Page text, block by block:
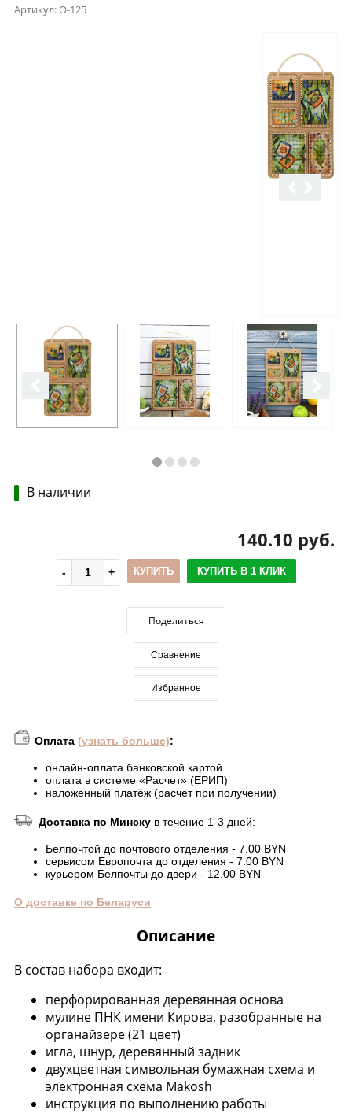
Артикул:О-125
В наличии
140.10 руб.
КУПИТЬ КУПИТЬ В 1 КЛИК
Поделиться
Сравнение
Избранное
Оплата (узнать больше):
онлайн-оплата банковской картой
оплата в системе «Расчет» (ЕРИП)
наложенный платёж (расчет при получении)
Доставка по Минску в течение 1-3 дней:
Белпочтой до почтового отделения - 7.00 BYN
сервисом Европочта до отделения - 7.00 BYN
курьером Белпочты до двери - 12.00 BYN
О доставке по Беларуси
Описание
В состав набора входит:
перфорированная деревянная основа
мулине ПНК имени Кирова, разобранные на
органайзере (21 цвет)
игла, шнур, деревянный задник
двухцветная символьная бумажная схема и
электронная схема Makosh
инструкция по выполнению работы